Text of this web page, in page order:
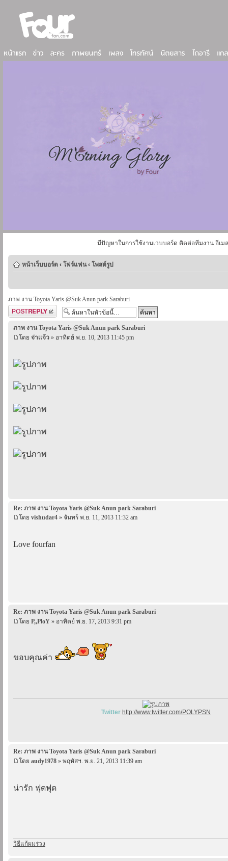
มีปัญหาในการใช้งานเวบบอร์ด ติดต่อทีมงาน อีเม
หน้าเว็บบอร์ด ‹ โฟร์แฟน ‹ โพสต์รูป
ภาพ งาน Toyota Yaris @Suk Anun park Saraburi
ตอบกระทู้
ภาพ งาน Toyota Yaris @Suk Anun park Saraburi
โดย จ่าเเจ้ว » อาทิตย์ พ.ย. 10, 2013 11:45 pm
Re: ภาพ งาน Toyota Yaris @Suk Anun park Saraburi
โดย vishudar4 » จันทร์ พ.ย. 11, 2013 11:32 am
Love fourfan
Re: ภาพ งาน Toyota Yaris @Suk Anun park Saraburi
โดย P,,PloY » อาทิตย์ พ.ย. 17, 2013 9:31 pm
ขอบคุณค่า
Twitter http://www.twitter.com/POLYPSN
Re: ภาพ งาน Toyota Yaris @Suk Anun park Saraburi
โดย audy1978 » พฤหัสฯ. พ.ย. 21, 2013 11:39 am
น่ารัก ฟุดฟุด
วิธีแก้ผมร่วง